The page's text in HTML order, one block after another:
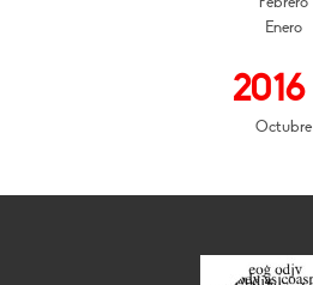
Enero
2016
Octubre